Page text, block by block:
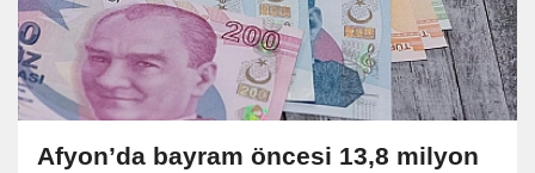
Afyon’da bayram öncesi 13,8 milyon